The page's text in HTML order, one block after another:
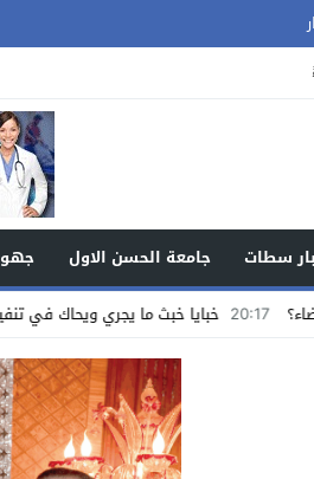
سطات جامعة الحسن الاول
خبايا خبث ما يجري ويحاك في تنفيذ مامور